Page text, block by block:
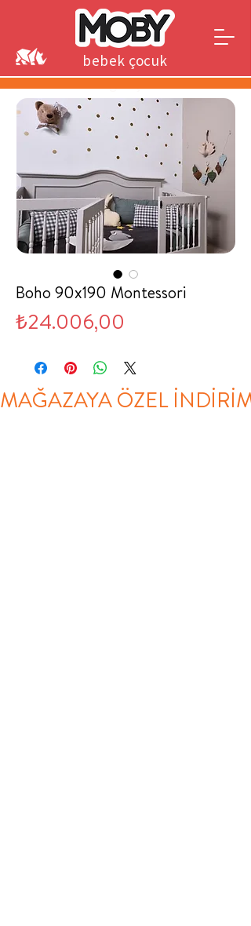
bebek çocuk
genç
Boho 90x190 Montessori
₺24.006,00
MAĞAZAYA ÖZEL İNDİRİM